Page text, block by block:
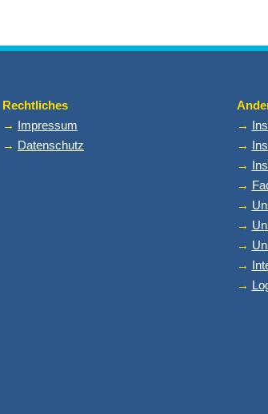
Rechtliches
→ Impressum
→ Datenschutz
→
→
→
→
→
→
→
→
→